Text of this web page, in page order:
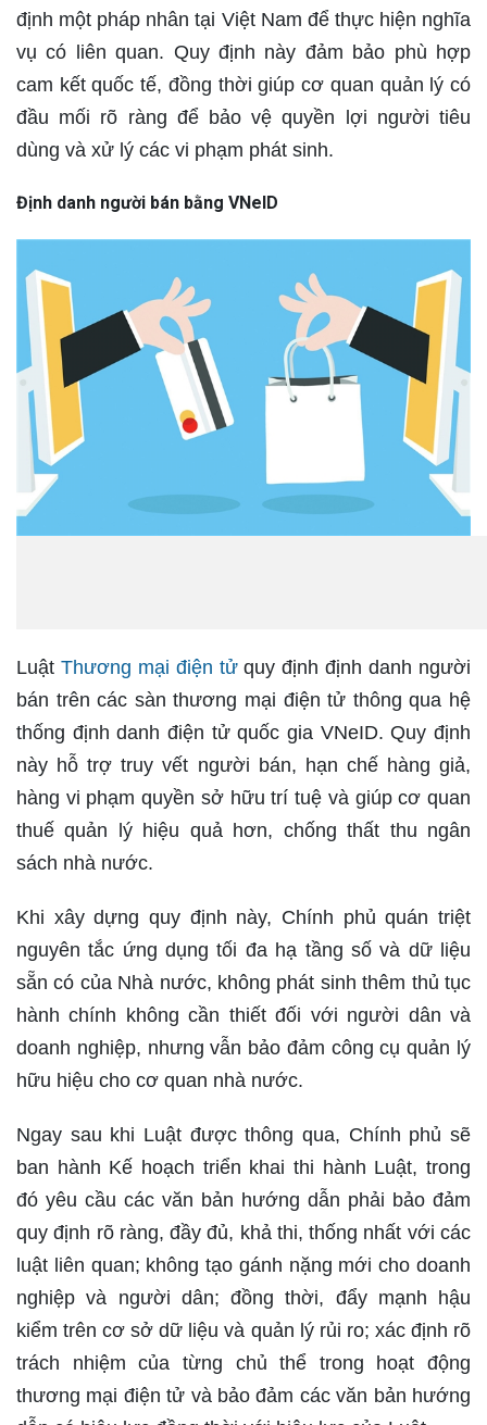
định một pháp nhân tại Việt Nam để thực hiện nghĩa
vụ có liên quan. Quy định này đảm bảo phù hợp
cam kết quốc tế, đồng thời giúp cơ quan quản lý có
đầu mối rõ ràng để bảo vệ quyền lợi người tiêu
dùng và xử lý các vi phạm phát sinh.
Định danh người bán bằng VNeID
Luật Thương mại điện tửquy định định danh người
bán trên các sàn thương mại điện tử thông qua hệ
thống định danh điện tử quốc gia VNeID. Quy định
này hỗ trợ truy vết người bán, hạn chế hàng giả,
hàng vi phạm quyền sở hữu trí tuệ và giúp cơ quan
thuế quản lý hiệu quả hơn, chống thất thu ngân
sách nhà nước.
Khi xây dựng quy định này, Chính phủ quán triệt
nguyên tắc ứng dụng tối đa hạ tầng số và dữ liệu
sẵn có của Nhà nước, không phát sinh thêm thủ tục
hành chính không cần thiết đối với người dân và
doanh nghiệp, nhưng vẫn bảo đảm công cụ quản lý
hữu hiệu cho cơ quan nhà nước.
Ngay sau khi Luật được thông qua, Chính phủ sẽ
ban hành Kế hoạch triển khai thi hành Luật, trong
đó yêu cầu các văn bản hướng dẫn phải bảo đảm
quy định rõ ràng, đầy đủ, khả thi, thống nhất với các
luật liên quan; không tạo gánh nặng mới cho doanh
nghiệp và người dân; đồng thời, đẩy mạnh hậu
kiểm trên cơ sở dữ liệu và quản lý rủi ro; xác định rõ
trách nhiệm của từng chủ thể trong hoạt động
thương mại điện tử và bảo đảm các văn bản hướng